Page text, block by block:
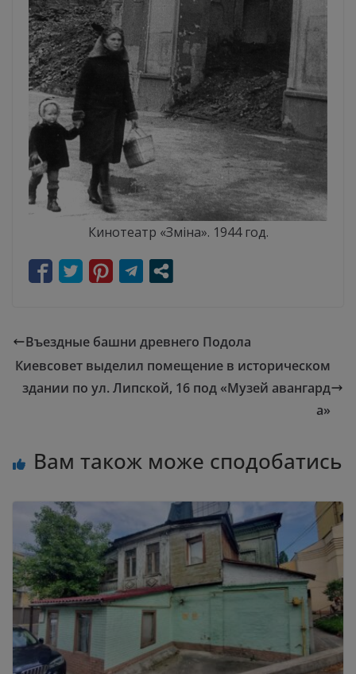
Кинотеатр «Зміна». 1944 год.
Въездные башни древнего Подола
Киевсовет выделил помещение в историческом
здании по ул. Липской, 16 под «Музей авангард
а»
Вам також може сподобатись